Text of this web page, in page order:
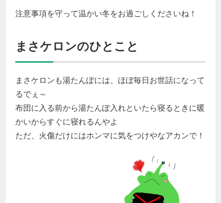
注意事項を守って温かい冬をお過ごしくださいね！
まさケロンのひとこと
まさケロンも湯たんぽには、ほぼ毎日お世話になって
るでぇ～
布団に入る前から湯たんぽ入れといたら寝るときに暖
かいからすぐに寝れるんやよ
ただ、火傷だけにはホンマに気をつけやなアカンで！